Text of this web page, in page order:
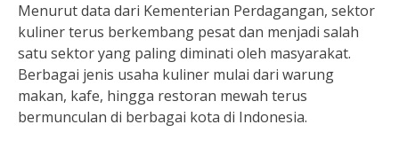
Menurut data dari Kementerian Perdagangan, sektor
kuliner terus berkembang pesat dan menjadi salah
satu sektor yang paling diminati oleh masyarakat.
Berbagai jenis usaha kuliner mulai dari warung
makan, kafe, hingga restoran mewah terus
bermunculan di berbagai kota di Indonesia.